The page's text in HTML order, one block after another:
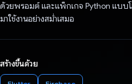
ด้วยพรอมต์ และแพ็กเกจ Python แบบ
มาใช้งานอย่างสม่ำเสมอ
สร้างขึ้นด้วย